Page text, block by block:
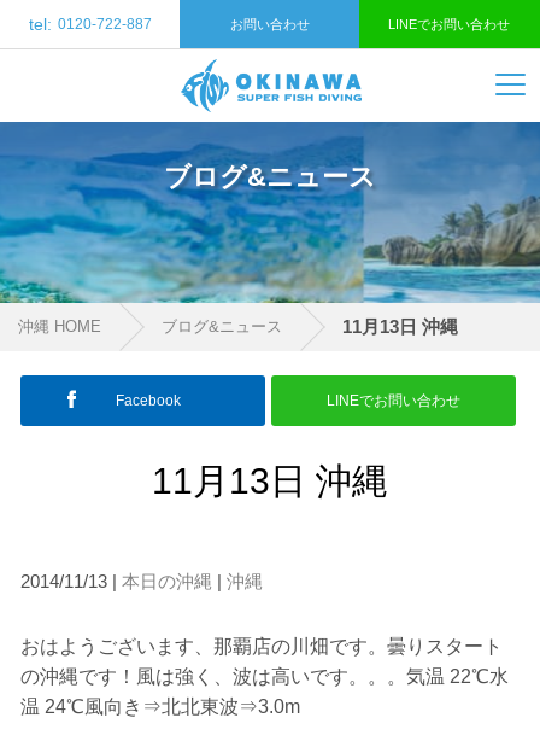
tel: 0120-722-887 お問い合わせ LINEでお問い合わせ
ブログ&ニュース
沖縄 HOME ブログ&ニュース 11月13日 沖縄
11月13日 沖縄
2014/11/13 | 本日の沖縄 | 沖縄
おはようございます、那覇店の川畑です。曇りスタート
の沖縄です！風は強く、波は高いです。。。気温 22℃水
温 24℃風向き⇒北北東波⇒3.0m
Facebook LINEでお問い合わせ
1.スイム開始の判断
クジラを発見した場合は、その時のクジラの様子や海況
を確認し、ガイドがスイム開始可能と判断した場合にの